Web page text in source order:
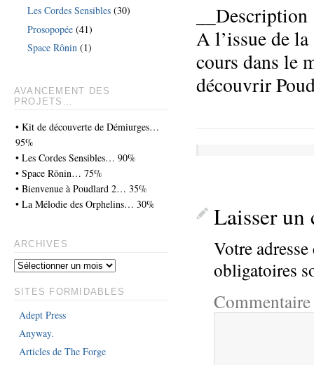
A l’issue de
cours dans le
découvrir
Laisser un
Votre
obligatoires
Commentaire
Les Cordes Sensibles (30)
Prosopopée (41)
Space Rônin (1)
AVANCEMENT DES
PROJETS…
• Kit de découverte de Démiurges…
95%
• Les Cordes Sensibles… 90%
• Space Rōnin… 75%
• Bienvenue à Poudlard 2… 35%
• La Mélodie des Orphelins… 30%
ARCHIVES
SITES FORMIDABLES
Adept Press
Anyway.
Articles de The Forge